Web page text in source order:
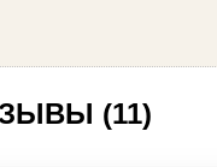
(11)